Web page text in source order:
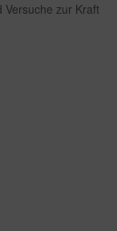
Versuche zur Kraft